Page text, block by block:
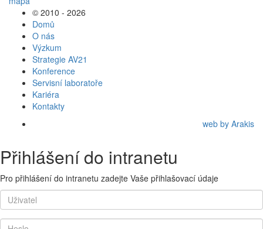
© 2010 - 2026
Domů
O nás
Výzkum
Strategie AV21
Konference
Servisní laboratoře
Kariéra
Kontakty
web by Arakis
Přihlášení do intranetu
Pro přihlášení do intranetu zadejte Vaše přihlašovací údaje